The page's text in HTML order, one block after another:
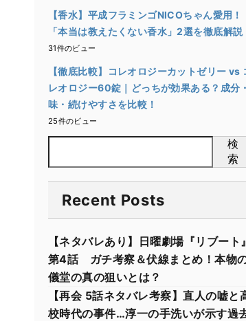
【香水】平成フラミンゴNICOちゃん愛用！
「本当は教えたくない香水」2選を徹底解説
31件のビュー
【徹底比較】コレオロジーカットゼリー vs
レオロジー60錠｜どっちが効果ある？成分・
味・続けやすさを比較！
25件のビュー
検
索
Recent Posts
【ネタバレあり】日曜劇場『リブート』
第4話 ガチ考察＆伏線まとめ！本物
儀堂の真の狙いとは？
【再会 5話ネタバレ考察】直人の嘘と
校時代の事件…淳一の手洗いが示す過